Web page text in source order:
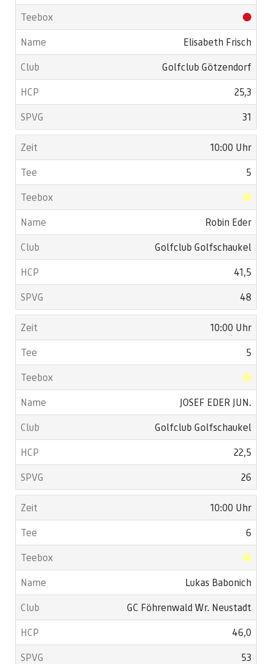
Elisabeth Frisch
Golfclub Götzendorf
25,3
31
10:00 Uhr
5
Robin Eder
Golfclub Golfschaukel
41,5
48
10:00 Uhr
5
JOSEF EDER JUN.
Golfclub Golfschaukel
22,5
26
10:00 Uhr
6
Lukas Babonich
GC Föhrenwald Wr. Neustadt
46,0
53